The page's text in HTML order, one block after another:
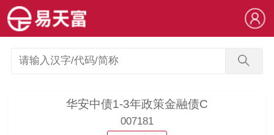
华安中债1-3年政策金融债C
007181